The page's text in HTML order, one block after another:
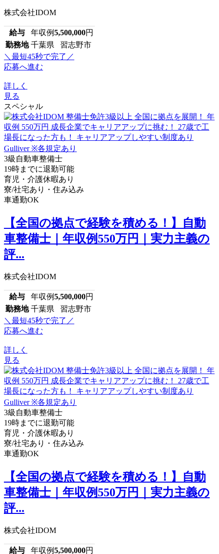
株式会社IDOM
給与 年収例5,500,000円
勤務地 千葉県 習志野市
＼最短45秒で完了／
応募へ進む
詳しく
見る
スペシャル
3級自動車整備士
19時までに退勤可能
育児・介護休暇あり
寮/社宅あり・住み込み
車通勤OK
【全国の拠点で経験を積める！】自動
車整備士｜年収例550万円｜実力主義の
評...
株式会社IDOM
給与 年収例5,500,000円
勤務地 千葉県 習志野市
＼最短45秒で完了／
応募へ進む
詳しく
見る
3級自動車整備士
19時までに退勤可能
育児・介護休暇あり
寮/社宅あり・住み込み
車通勤OK
【全国の拠点で経験を積める！】自動
車整備士｜年収例550万円｜実力主義の
評...
株式会社IDOM
給与 年収例5,500,000円